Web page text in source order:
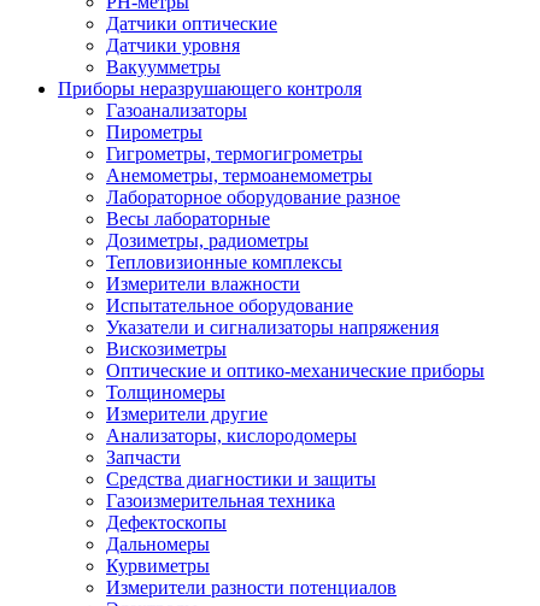
Датчики оптические
Датчики уровня
Вакуумметры
Приборы неразрушающего контроля
Газоанализаторы
Пирометры
Гигрометры, термогигрометры
Анемометры, термоанемометры
Лабораторное оборудование разное
Весы лабораторные
Дозиметры, радиометры
Тепловизионные комплексы
Измерители влажности
Испытательное оборудование
Указатели и сигнализаторы напряжения
Вискозиметры
Оптические и оптико-механические приборы
Толщиномеры
Измерители другие
Анализаторы, кислородомеры
Запчасти
Средства диагностики и защиты
Газоизмерительная техника
Дефектоскопы
Дальномеры
Курвиметры
Измерители разности потенциалов